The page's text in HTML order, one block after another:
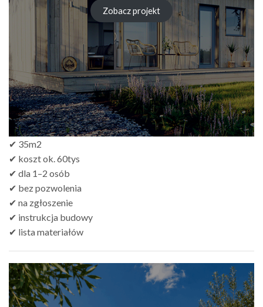
zł249.00
zł499.00
Zobacz projekt
✔ 35m2
✔ koszt ok. 60tys
✔ dla 1–2 osób
✔ bez pozwolenia
✔ na zgłoszenie
✔ instrukcja budowy
✔ lista materiałów